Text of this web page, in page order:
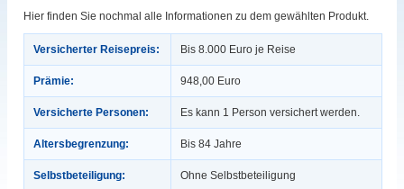
Hier finden Sie nochmal alle Informationen zu dem gewählten Produkt.
Versicherter Reisepreis: Bis 8.000 Euro je Reise
Prämie: 948,00 Euro
Versicherte Personen: Es kann 1 Person versichert werden.
Altersbegrenzung: Bis 84 Jahre
Selbstbeteiligung: Ohne Selbstbeteiligung